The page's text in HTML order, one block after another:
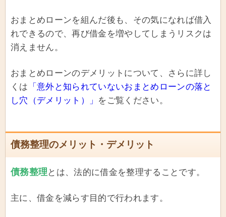
おまとめローンを組んだ後も、その気になれば借入
れできるので、再び借金を増やしてしまうリスクは
消えません。
おまとめローンのデメリットについて、さらに詳し
くは 「意外と知られていないおまとめローンの落と
し穴（デメリット）」 をご覧ください。
債務整理のメリット・デメリット
債務整理 とは、法的に借金を整理することです。
主に、借金を減らす目的で行われます。